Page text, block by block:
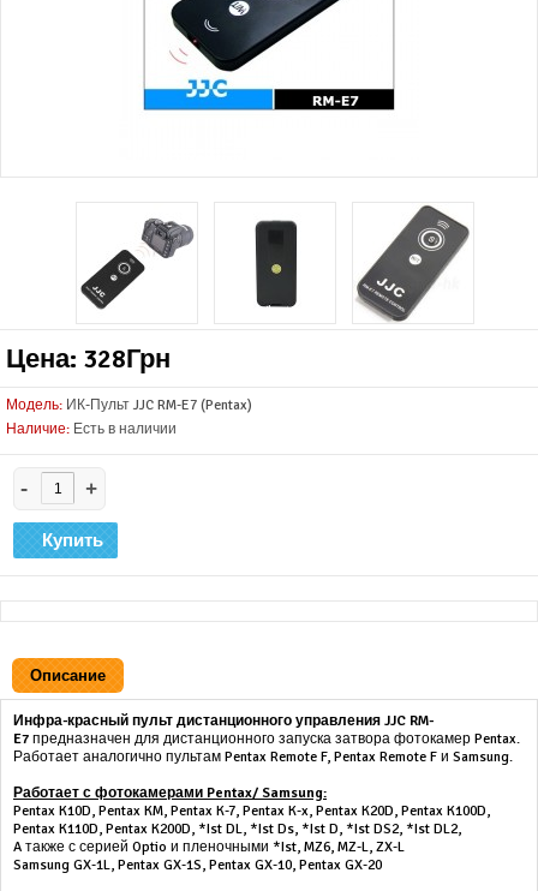
Цена: 328Грн
Модель: ИК-Пульт JJC RM-E7 (Pentax)
Наличие: Есть в наличии
- +
Описание
Инфра-красный пульт дистанционного управления JJC RM-
E7 предназначен для дистанционного запуска затвора фотокамер Pentax.
Работает аналогично пультам Pentax Remote F, Pentax Remote F и Samsung.
Работает с фотокамерами Pentax/ Samsung:
Pentax K10D, Pentax KM, Pentax K-7, Pentax K-x, Pentax K20D, Pentax K100D,
Pentax K110D, Pentax K200D, *Ist DL, *Ist Ds, *Ist D, *Ist DS2, *Ist DL2,
A также с серией Optio и пленочными *Ist, MZ6, MZ-L, ZX-L
Samsung GX-1L, Pentax GX-1S, Pentax GX-10, Pentax GX-20